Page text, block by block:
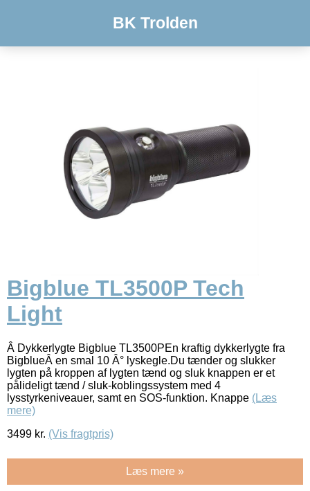
BK Trolden
Bigblue TL3500P Tech
Light
Â Dykkerlygte Bigblue TL3500PEn kraftig dykkerlygte fra
BigblueÂ en smal 10 Â° lyskegle.Du tænder og slukker
lygten på kroppen af lygten tænd og sluk knappen er et
pålideligt tænd / sluk-koblingssystem med 4
lysstyrkeniveauer, samt en SOS-funktion. Knappe (Læs
mere)
3499 kr. (Vis fragtpris)
Læs mere »